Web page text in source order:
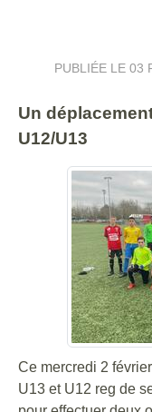
PUBLIÉE LE 03
Un
U12/U13
Ce mercredi 2
U13 et U12 reg de